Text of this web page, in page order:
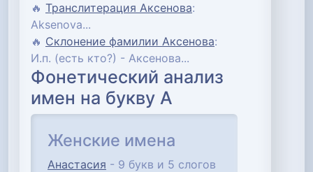
🔥 Транслитерация Аксенова:
Aksenova...
🔥 Склонение фамилии Аксенова:
И.п. (есть кто?) - Аксенова...
Фонетический анализ
имен на букву А
Женские имена
Анастасия - 9 букв и 5 слогов